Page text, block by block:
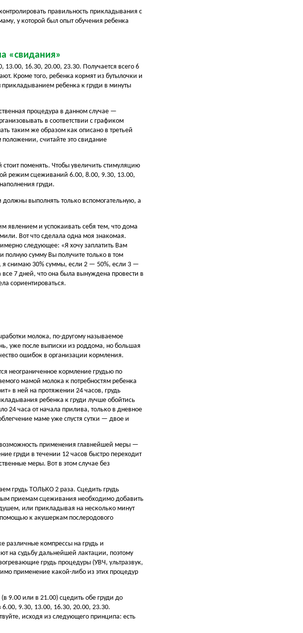
правильность прикладывания с
у которой был опыт обучения ребенка
«свидания»
16.30, 20.00, 23.30. Получается всего 6
Кроме того, ребенка кормят из бутылочки и
прикладыванием ребенка к груди в минуты
процедура в данном случае —
в соответствии с графиком
таким же образом как описано в третьей
считайте это свидание
поменять. Чтобы увеличить стимуляцию
режим сцеживаний 6.00, 8.00, 9.30, 13.00,
груди.
выполнять только вспомогательную, а
явлением и успокаивать себя тем, что дома
Вот что сделала одна моя знакомая.
следующее: «Я хочу заплатить Вам
полную сумму Вы получите только в том
я снимаю 30% суммы, если 2 — 50%, если 3 —
7 дней, что она была вынуждена провести в
сориентироваться.
молока, по-другому называемое
уже после выписки из роддома, но большая
ошибок в организации кормления.
неограниченное кормление грудью по
мамой молока к потребностям ребенка
в ней на протяжении 24 часов, грудь
ребенка к груди лучше обойтись
24 часа от начала прилива, только в дневное
маме уже спустя сутки — двое и
возможность применения главнейшей меры —
груди в течении 12 часов быстро переходит
меры. Вот в этом случае без
грудь ТОЛЬКО 2 раза. Сцедить грудь
приемам сцеживания необходимо добавить
или прикладывая на несколько минут
к акушеркам послеродового
различные компрессы на грудь и
на судьбу дальнейшей лактации, поэтому
грудь процедуры (УВЧ, ультразвук,
применение какой-либо из этих процедур
9.00 или в 21.00) сцедить обе груди до
6.00, 9.30, 13.00, 16.30, 20.00, 23.30.
исходя из следующего принципа: есть